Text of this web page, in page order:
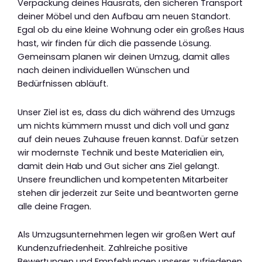
Verpackung deines Hausrats, den sicheren Transport
deiner Möbel und den Aufbau am neuen Standort.
Egal ob du eine kleine Wohnung oder ein großes Haus
hast, wir finden für dich die passende Lösung.
Gemeinsam planen wir deinen Umzug, damit alles
nach deinen individuellen Wünschen und
Bedürfnissen abläuft.
Unser Ziel ist es, dass du dich während des Umzugs
um nichts kümmern musst und dich voll und ganz
auf dein neues Zuhause freuen kannst. Dafür setzen
wir modernste Technik und beste Materialien ein,
damit dein Hab und Gut sicher ans Ziel gelangt.
Unsere freundlichen und kompetenten Mitarbeiter
stehen dir jederzeit zur Seite und beantworten gerne
alle deine Fragen.
Als Umzugsunternehmen legen wir großen Wert auf
Kundenzufriedenheit. Zahlreiche positive